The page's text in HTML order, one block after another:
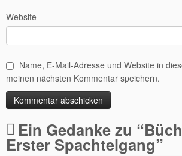
Website
Name, E-Mail-Adresse und Website in
meinen nächsten Kommentar speichern.
Alternative:
Ein Gedanke zu “
Erster Spachtelgang”